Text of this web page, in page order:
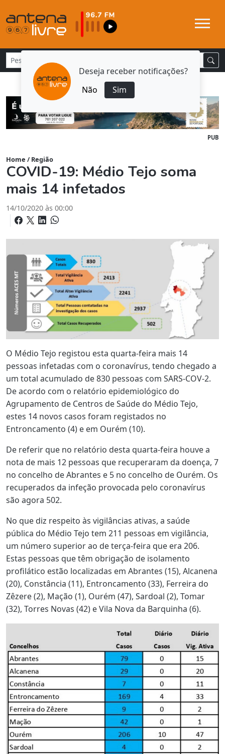
Deseja receber notificações?
Não
Sim
PUB
Home / Região
COVID-19: Médio Tejo soma
mais 14 infetados
14/10/2020 às 00:00
O Médio Tejo registou esta quarta-feira mais 14
pessoas infetadas com o coronavírus, tendo chegado a
um total acumulado de 830 pessoas com SARS-COV-2.
De acordo com o relatório epidemiológico do
Agrupamento de Centros de Saúde do Médio Tejo,
estes 14 novos casos foram registados no
Entroncamento (4) e em Ourém (10).
De referir que no relatório desta quarta-feira houve a
nota de mais 12 pessoas que recuperaram da doença, 7
no concelho de Abrantes e 5 no concelho de Ourém. Os
recuperados da infeção provocada pelo coronavírus
são agora 502.
No que diz respeito às vigilâncias ativas, a saúde
pública do Médio Tejo tem 211 pessoas em vigilância,
um número superior ao de terça-feira que era 206.
Estas pessoas que têm obrigação de isolamento
profilático estão localizadas em Abrantes (15), Alcanena
(20), Constância (11), Entroncamento (33), Ferreira do
Zêzere (2), Mação (1), Ourém (47), Sardoal (2), Tomar
(32), Torres Novas (42) e Vila Nova da Barquinha (6).